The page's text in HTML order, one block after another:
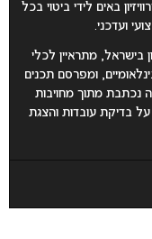
באים לידי ביטוי בכל
ועדכני.
בישראל, מתראיין לכלי
ומפרסם תכנים
נכתבת מתוך מחויבות
בדיקת עובדות והצגת